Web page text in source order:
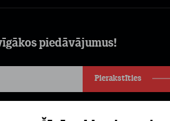
piedāvājumus!
Pierakstīties